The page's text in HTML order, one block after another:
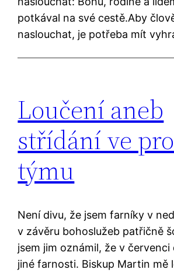
potkával na své cestě.Aby
naslouchat, je potřeba mít
Loučení aneb
střídání ve
týmu
Není divu, že jsem farníky v
v závěru bohoslužeb patřičně
jsem jim oznámil, že v
jiné farnosti. Biskup Martin mě